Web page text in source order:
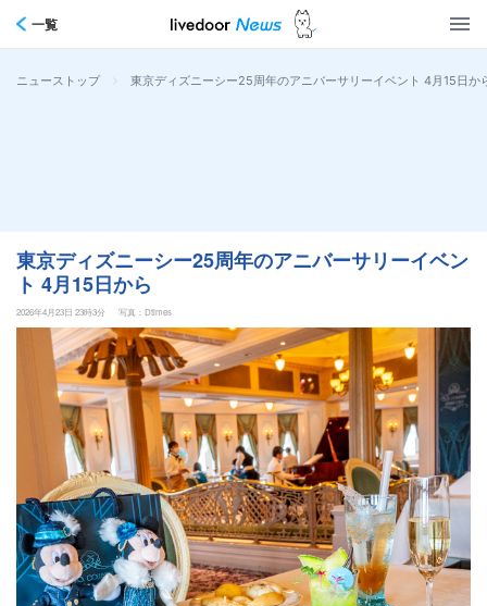
一覧
ニューストップ > 東京ディズニーシー25周年のアニバーサリーイベント 4月15日か
東京ディズニーシー25周年のアニバーサリーイベン
ト 4月15日から
2026年4月23日 23時3分 写真：Dtimes